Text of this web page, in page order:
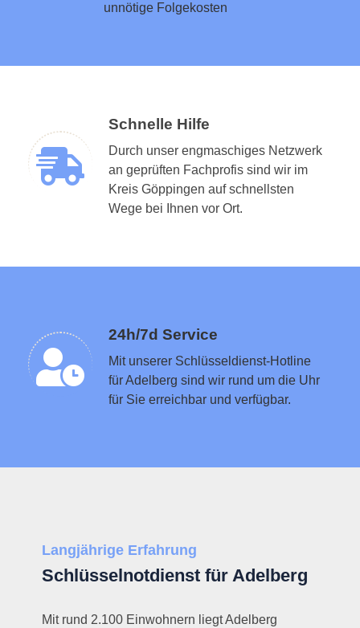
unnötige Folgekosten
Schnelle Hilfe
Durch unser engmaschiges Netzwerk
an geprüften Fachprofis sind wir im
Kreis Göppingen auf schnellsten
Wege bei Ihnen vor Ort.
24h/7d Service
Mit unserer Schlüsseldienst-Hotline
für Adelberg sind wir rund um die Uhr
für Sie erreichbar und verfügbar.
Schlüsseldienst in der Nähe vermitteln
Langjährige Erfahrung
Schlüsselnotdienst für Adelberg
Mit rund 2.100 Einwohnern liegt Adelberg